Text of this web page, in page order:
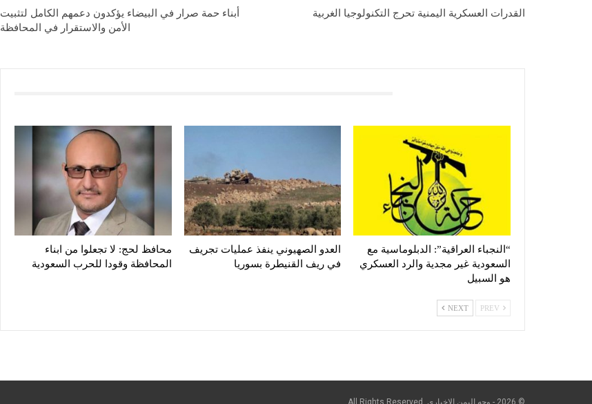
القدرات العسكرية اليمنية تحرج التكنولوجيا الغربية
أبناء حمة صرار في البيضاء يؤكدون دعمهم الكامل لتثبيت
الأمن والاستقرار في المحافظة
“النجباء العراقية”: الدبلوماسية مع
السعودية غير مجدية والرد العسكري
هو السبيل
العدو الصهيوني ينفذ عمليات تجريف
في ريف القنيطرة بسوريا
محافظ لحج: لا تجعلوا من ابناء
المحافظة وقودا للحرب السعودية
NEXT
© 2026 - وجه اليمن الإخباري. All Rights Reserved.